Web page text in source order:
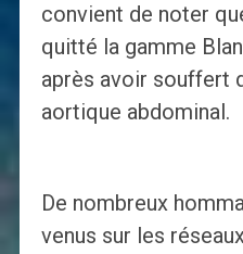
convient de noter
quitté la gamme
après avoir souffert
aortique abdominal.
De nombreux
venus sur les